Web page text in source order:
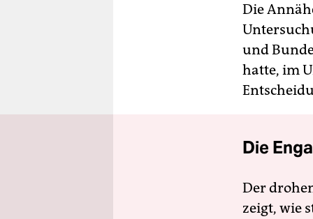
Die
und
hatte, im
Die
Der
zeigt, wie